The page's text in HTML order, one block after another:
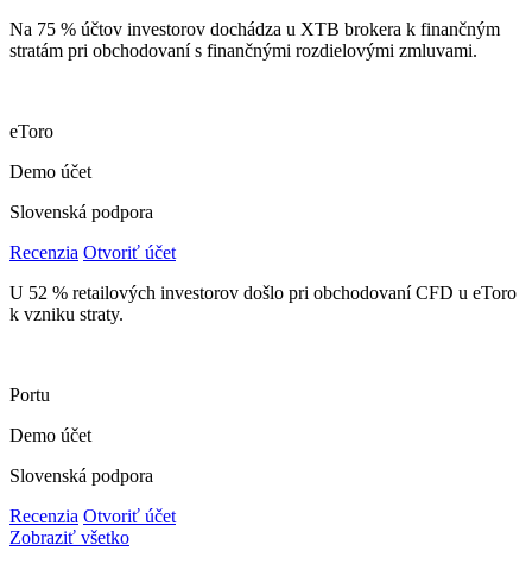
Na 75 % účtov investorov dochádza u XTB brokera k finančným
stratám pri obchodovaní s finančnými rozdielovými zmluvami.
eToro
Demo účet
Slovenská podpora
Recenzia Otvoriť účet
U 52 % retailových investorov došlo pri obchodovaní CFD u eToro
k vzniku straty.
Portu
Demo účet
Slovenská podpora
Recenzia Otvoriť účet
Zobraziť všetko